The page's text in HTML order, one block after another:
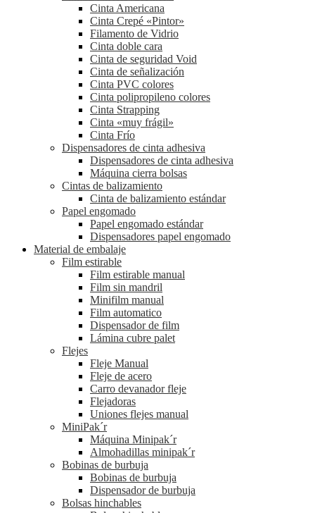
Cinta Americana
Cinta Crepé «Pintor»
Filamento de Vidrio
Cinta doble cara
Cinta de seguridad Void
Cinta de señalización
Cinta PVC colores
Cinta polipropileno colores
Cinta Strapping
Cinta «muy frágil»
Cinta Frío
Dispensadores de cinta adhesiva
Dispensadores de cinta adhesiva
Máquina cierra bolsas
Cintas de balizamiento
Cinta de balizamiento estándar
Papel engomado
Papel engomado estándar
Dispensadores papel engomado
Material de embalaje
Film estirable
Film estirable manual
Film sin mandril
Minifilm manual
Film automatico
Dispensador de film
Lámina cubre palet
Flejes
Fleje Manual
Fleje de acero
Carro devanador fleje
Flejadoras
Uniones flejes manual
MiniPak´r
Máquina Minipak´r
Almohadillas minipak´r
Bobinas de burbuja
Bobinas de burbuja
Dispensador de burbuja
Bolsas hinchables